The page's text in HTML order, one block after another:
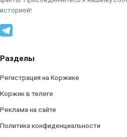
историей!
Разделы
Регистрация на Коржике
Коржик в телеге
Реклама на сайте
Политика конфиденциальности